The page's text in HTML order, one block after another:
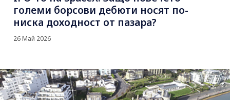
големи борсови дебюти носят по-
ниска доходност от пазара?
26 Май 2026